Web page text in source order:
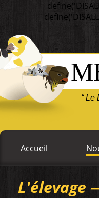
“
Accueil
L'élevage